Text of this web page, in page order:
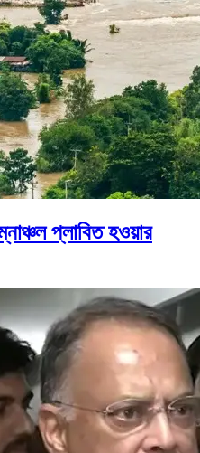
প্লাবিত হওয়ার